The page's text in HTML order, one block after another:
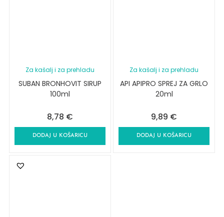
Za kašalj i za prehladu
SUBAN BRONHOVIT SIRUP
100ml
8,78 €
DODAJ U KOŠARICU
Za kašalj i za prehladu
API APIPRO SPREJ ZA GRLO
20ml
9,89 €
DODAJ U KOŠARICU